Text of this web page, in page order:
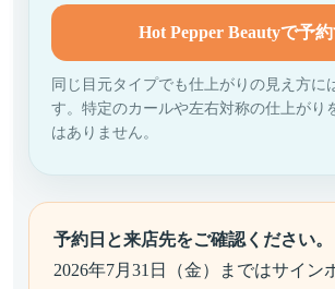
Hot Pepper Beautyで予
同じ目元タイプでも仕上がりの見え方に
す。特定のカールや左右対称の仕上がり
はありません。
予約日と来店先をご確認ください。
2026年7月31日（金）まではサイン